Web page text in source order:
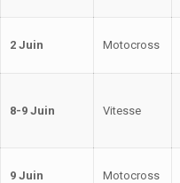
2 Juin Motocross
8-9 Juin Vitesse
9 Juin Motocross